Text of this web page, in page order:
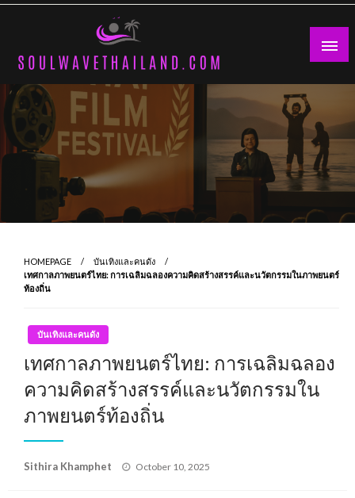
Skip
HOMEPAGE
บันเทิงและคนดัง
เทศกาลภาพยนตร์ไทย: การเฉลิมฉลองความคิดสร้างสรรค์และนวัตกรรมในภาพยนตร์
ท้องถิ่น
บันเทิงและคนดัง
เทศกาลภาพยนตร์ไทย: การเฉลิมฉลอง
ความคิดสร้างสรรค์และนวัตกรรมใน
ภาพยนตร์ท้องถิ่น
Sithira Khamphet
Posted
October 10, 2025